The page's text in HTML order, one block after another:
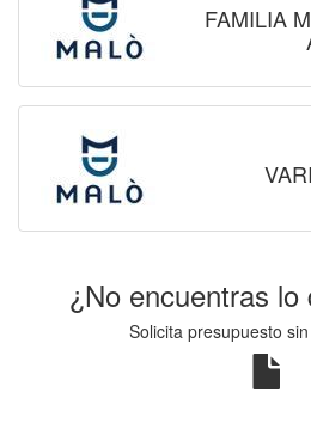
FAMILIA
¿No encuentras lo
Solicita presupuesto